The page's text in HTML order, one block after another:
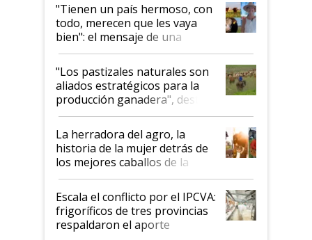
"Tienen un país hermoso, con
todo, merecen que les vaya
bien": el mensaje de una
ganadera uruguaya sobre las
oportunidades que se abren
para el agro en Argentina, con
foco en la carne
"Los pastizales naturales son
aliados estratégicos para la
producción ganadera", destaca
la iniciativa que ya reúne a 46
establecimientos en Argentina
La herradora del agro, la
historia de la mujer detrás de
los mejores caballos de la
Argentina y los mitos que
todavía hacen sufrir a estos
animales: "Mientras me
descalificaban, yo seguí
haciendo currículum"
Escala el conflicto por el IPCVA:
frigoríficos de tres provincias
respaldaron el aporte